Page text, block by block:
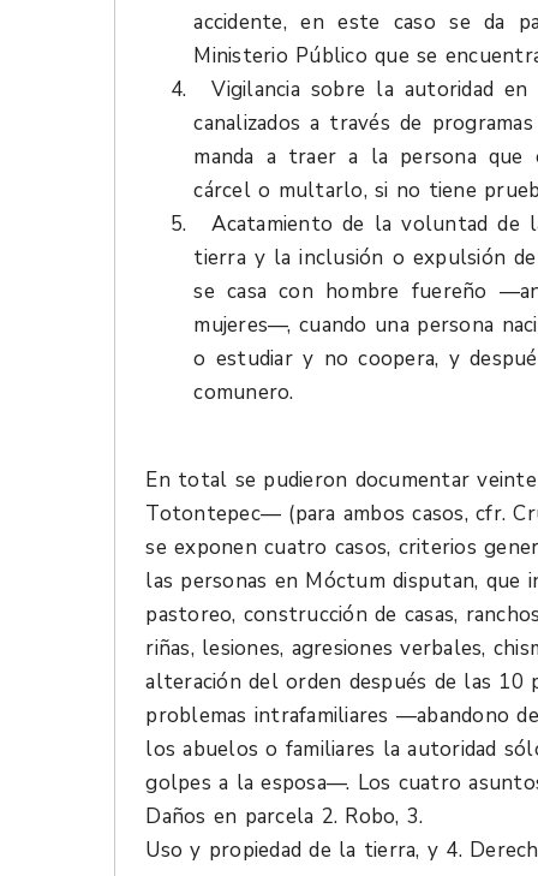
accidente, en este caso se da
Ministerio Público que se
Vigilancia sobre la autoridad
canalizados a través de
manda a traer a la persona que
cárcel o multarlo, si no tiene
Acatamiento de la voluntad de
tierra y la inclusión o expulsión
se casa con hombre fuereño
mujeres—, cuando una persona
o estudiar y no coopera, y
comunero.
En total se pudieron documentar
Totontepec— (para ambos casos, cfr.
se exponen cuatro casos, criterios
las personas en Móctum disputan, que
pastoreo, construcción de casas,
riñas, lesiones, agresiones verbales,
alteración del orden después de las 10
problemas intrafamiliares —abandono
los abuelos o familiares la autoridad
golpes a la esposa—. Los cuatro
Daños en parcela 2. Robo, 3.
Uso y propiedad de la tierra, y 4.